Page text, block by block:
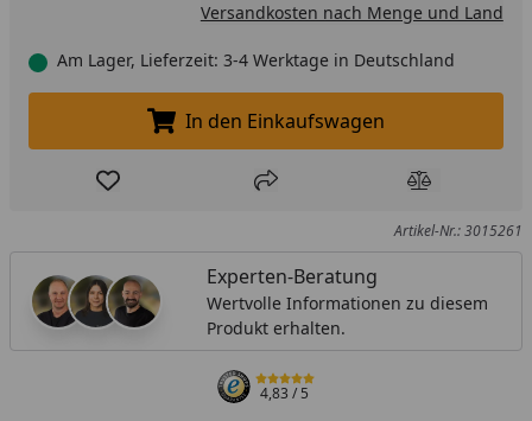
Versandkosten nach Menge und Land
Am Lager, Lieferzeit: 3-4 Werktage in Deutschland
In den Einkaufswagen legen
In den Einkaufswagen
Produkt zur Wunschliste hinzufügen
Teilen Produkt
Artikel-Nr.: 3015261
Experten-Beratung
Wertvolle Informationen zu diesem
Produkt erhalten.
4,83/ 5